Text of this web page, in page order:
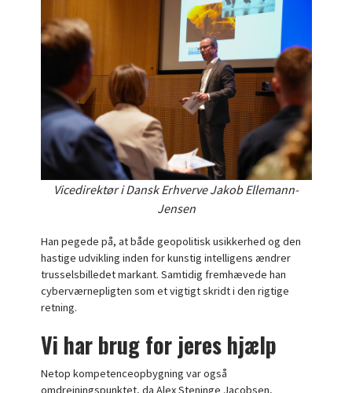
Vicedirektør i Dansk Erhverve Jakob Ellemann-
Jensen
Han pegede på, at både geopolitisk usikkerhed og den
hastige udvikling inden for kunstig intelligens ændrer
trusselsbilledet markant. Samtidig fremhævede han
cyberværnepligten som et vigtigt skridt i den rigtige
retning.
Vi har brug for jeres hjælp
Netop kompetenceopbygning var også
omdrejningspunktet, da Alex Steninge Jacobsen,